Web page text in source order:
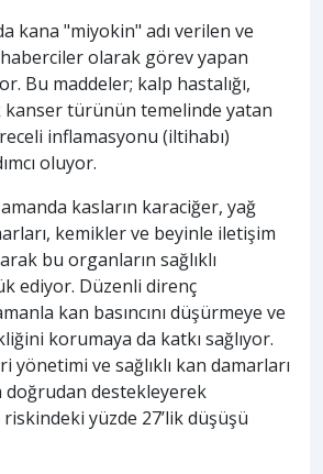
kana "miyokin" adı verilen ve
olarak görev yapan
Bu maddeler; kalp hastalığı,
kanser türünün temelinde yatan
inflamasyonu (iltihabı)
oluyor.
kasların karaciğer, yağ
kemikler ve beyinle iletişim
bu organların sağlıklı
ediyor. Düzenli direnç
kan basıncını düşürmeye ve
korumaya da katkı sağlıyor.
yönetimi ve sağlıklı kan damarları
doğrudan destekleyerek
yüzde 27’lik düşüşü